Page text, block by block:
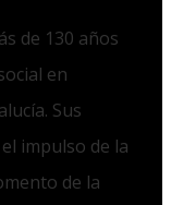
de 130 años
en
Sus
impulso de la
de la